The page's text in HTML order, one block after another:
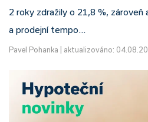
2 roky zdražily o 21,8 %, zároveň
a prodejní tempo…
Pavel Pohanka aktualizováno: